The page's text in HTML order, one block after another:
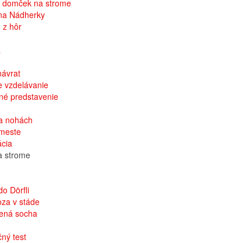
na strome
Nádherky
z hôr
vzdelávanie
predstavenie
nohách
strome
Dörfli
v stáde
socha
test